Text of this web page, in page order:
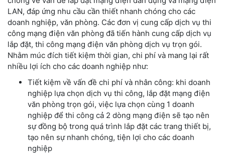
LAN, đáp ứng nhu cầu cần thiết nhanh chóng cho các
doanh nghiệp, văn phòng. Các đơn vị cung cấp dịch vụ thi
công mạng điện văn phòng đã tiến hành cung cấp dịch vụ
lắp đặt, thi công mạng điện văn phòng dịch vụ trọn gói.
Nhằm múc đích tiết kiệm thời gian, chi phí và mang lại rất
nhiều lợi ích cho các doanh nghiệp như:
Tiết kiệm về vấn đề chi phí và nhân công: khi doanh
nghiệp lựa chọn dịch vụ thi công, lắp đặt mạng điện
văn phòng trọn gói, việc lựa chọn cùng 1 doanh
nghiệp để thi công cả 2 dòng mạng điện sẽ tạo nên
sự đồng bộ trong quá trình lắp đặt các trang thiết bị,
tạo nên sự nhanh chóng, tiện lợi cho các doanh
nghiệp